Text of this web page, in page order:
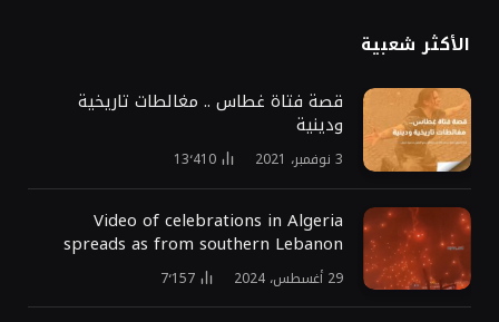
الأكثر شعبية
قصة فتاة غطاس .. مغالطات تاريخية
ودينية
3 نوفمبر، 2021 13٬410
Video of celebrations in Algeria
spreads as from southern Lebanon
29 أغسطس، 2024 7٬157